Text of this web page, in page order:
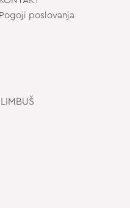
Pogoji poslovanja